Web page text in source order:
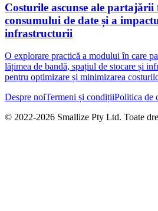
Costurile ascunse ale partajării
consumului de date și a
infrastructurii
O explorare practică a modului în care
lățimea de bandă, spațiul de stocare și
pentru optimizare și minimizarea
Despre noiTermeni și condițiiPolitica de
© 2022-2026 Smallize Pty Ltd. Toate